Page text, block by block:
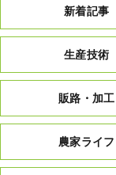
新着記事
生産技術
販路・加工
農家ライフ